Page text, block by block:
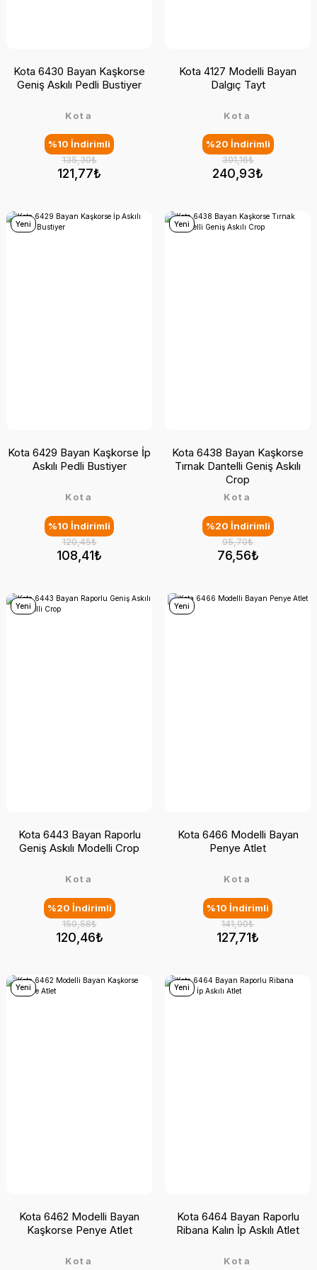
121,77₺
135,30₺
%10 İndirimli
Kota
Kota 6430 Bayan Kaşkorse
Geniş Askılı Pedli Bustiyer
240,93₺
301,16₺
%20 İndirimli
Kota
Kota 4127 Modelli Bayan
Dalgıç Tayt
Yeni
108,41₺
120,45₺
%10 İndirimli
Kota
Kota 6429 Bayan Kaşkorse İp
Askılı Pedli Bustiyer
Yeni
76,56₺
95,70₺
%20 İndirimli
Kota
Kota 6438 Bayan Kaşkorse
Tırnak Dantelli Geniş Askılı
Crop
Yeni
120,46₺
150,58₺
%20 İndirimli
Kota
Kota 6443 Bayan Raporlu
Geniş Askılı Modelli Crop
Yeni
127,71₺
141,90₺
%10 İndirimli
Kota
Kota 6466 Modelli Bayan
Penye Atlet
Yeni
Kota
Kota 6462 Modelli Bayan
Kaşkorse Penye Atlet
Yeni
Kota
Kota 6464 Bayan Raporlu
Ribana Kalın İp Askılı Atlet